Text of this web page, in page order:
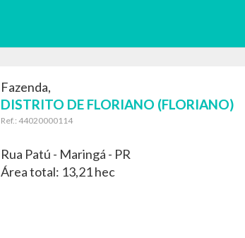
Fazenda,
DISTRITO DE FLORIANO (FLORIANO)
Ref.: 44020000114
Rua Patú - Maringá - PR
Área total: 13,21 hec